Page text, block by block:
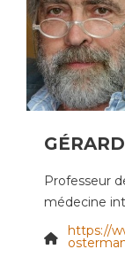
Professeur
médecine
Site Web
https://